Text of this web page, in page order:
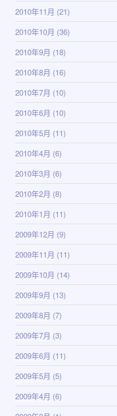
2010年11月 (21)
2010年10月 (36)
2010年9月 (18)
2010年8月 (16)
2010年7月 (10)
2010年6月 (10)
2010年5月 (11)
2010年4月 (6)
2010年3月 (6)
2010年2月 (8)
2010年1月 (11)
2009年12月 (9)
2009年11月 (11)
2009年10月 (14)
2009年9月 (13)
2009年8月 (7)
2009年7月 (3)
2009年6月 (11)
2009年5月 (5)
2009年4月 (6)